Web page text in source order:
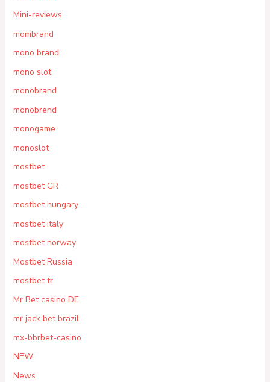
Mini-reviews
mombrand
mono brand
mono slot
monobrand
monobrend
monogame
monoslot
mostbet
mostbet GR
mostbet hungary
mostbet italy
mostbet norway
Mostbet Russia
mostbet tr
Mr Bet casino DE
mr jack bet brazil
mx-bbrbet-casino
NEW
News